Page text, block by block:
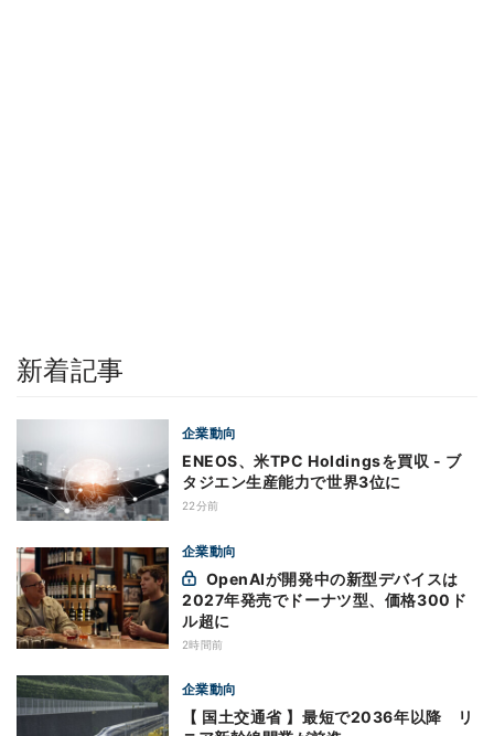
新着記事
企業動向
ENEOS、米TPC Holdingsを買収 - ブ
タジエン生産能力で世界3位に
22分前
企業動向
2027年発売でドーナツ型、価格300ド
ル超に
2時間前
企業動向
【 国土交通省 】最短で2036年以降 リ